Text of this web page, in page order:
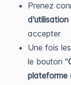
Prenez
d'utilisation
accepter
Une fois
le bouton "
plateforme